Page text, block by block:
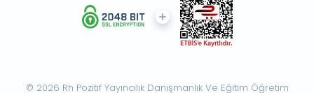
© 2026 Rh Pozitif Yayıncılık Danışmanlık Ve Eğitim Öğretim